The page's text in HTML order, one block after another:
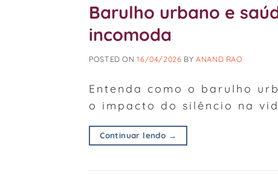
Barulho urbano e
incomoda
POSTED ON16/04/2026 BYANAND RAO
Entenda como o barulho
o impacto do silêncio na
Continuar lendo →